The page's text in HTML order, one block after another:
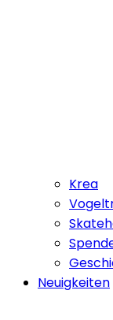
Krea
Neuigkeiten